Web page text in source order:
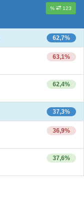
% 123
62,7%
63,1%
62,4%
37,3%
36,9%
37,6%